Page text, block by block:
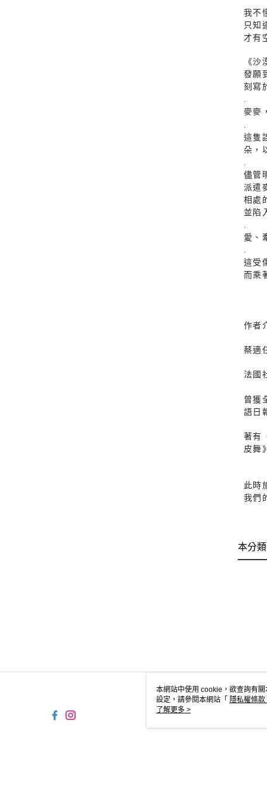
我不
只知
才有
《
發願
刻寫
.
麥麥
這隻
朵，
儘管
派遣
相處
並陷
.
愛、
.
這受
而乘
作者
蔡適
法國
曾獲
語日
著有
皮舞
此時
我們
本分
本網站中使用 cookie，欲查詢有
設定，請參閱本網站「 隱私權條款
使用 cookie。
了解更多 >